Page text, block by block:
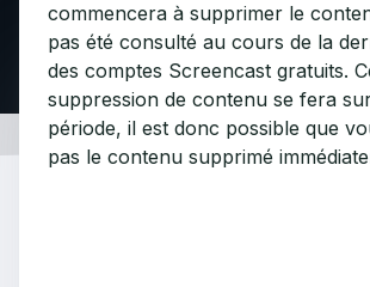
commencera à supprimer le
pas été consulté au cours de la
des comptes Screencast gratuits.
suppression de contenu se fera
période, il est donc possible que
pas le contenu supprimé